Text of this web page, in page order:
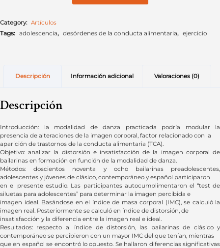
Category: Artículos
Tags: adolescencia, desórdenes de la conducta alimentaria, ejercicio
Descripción Información adicional Valoraciones (0)
Descripción
Introducción: la modalidad de danza practicada podría modular la
presencia de alteraciones de la imagen corporal, factor relacionado con la
aparición de trastornos de la conducta alimentaria (TCA).
Objetivo: analizar la distorsión e insatisfacción de la imagen corporal de
bailarinas en formación en función de la modalidad de danza.
Métodos: doscientos noventa y ocho bailarinas preadolescentes,
adolescentes y jóvenes de clásico, contemporáneo y español participaron
en el presente estudio. Las participantes autocumplimentaron el “test de
siluetas para adolescentes” para determinar la imagen percibida e
imagen ideal. Basándose en el índice de masa corporal (IMC), se calculó la
imagen real. Posteriormente se calculó en índice de distorsión, de
insatisfacción y la diferencia entre la imagen real e ideal.
Resultados: respecto al índice de distorsión, las bailarinas de clásico y
contemporáneo se percibieron con un mayor IMC del que tenían, mientras
que en español se encontró lo opuesto. Se hallaron diferencias significativas